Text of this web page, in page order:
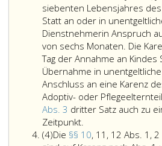
oder
im
Anschluss
an
eine
Karenz
des
anderen
Elternteils,
oder
an
Statt
oder
der
in
in
siebenten Lebensjahres
Statt an oder in
Dienstnehmerin Anspruch
von sechs Monaten. Die
Tag der Annahme an
Übernahme in
Anschluss an eine Karenz
Adoptiv- oder
Abs. 3 dritter Satz auch zu
Zeitpunkt.
die
(4)Absatz
Die §§ 10, 11, 12 Abs. 1,